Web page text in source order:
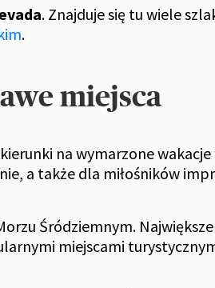
. Znajduje się tu wiele
.
miejsca
na wymarzone wakacje
a także dla miłośników
Śródziemnym.
miejscami